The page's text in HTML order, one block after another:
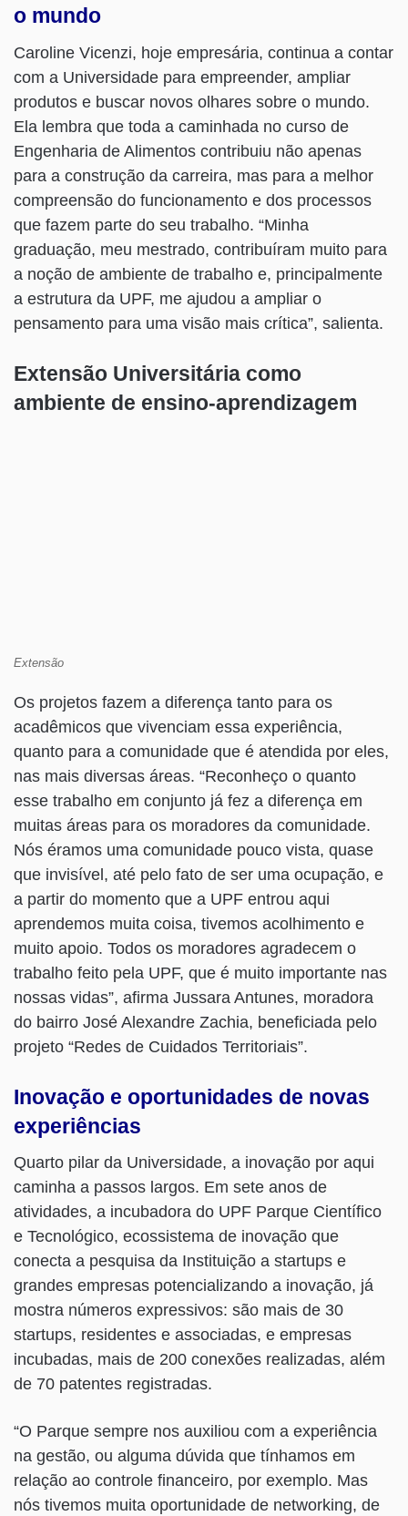
o mundo
Caroline Vicenzi, hoje empresária, continua a contar
com a Universidade para empreender, ampliar
produtos e buscar novos olhares sobre o mundo.
Ela lembra que toda a caminhada no curso de
Engenharia de Alimentos contribuiu não apenas
para a construção da carreira, mas para a melhor
compreensão do funcionamento e dos processos
que fazem parte do seu trabalho. “Minha
graduação, meu mestrado, contribuíram muito para
a noção de ambiente de trabalho e, principalmente
a estrutura da UPF, me ajudou a ampliar o
pensamento para uma visão mais crítica”, salienta.
Extensão Universitária como
ambiente de ensino-aprendizagem
Extensão
Os projetos fazem a diferença tanto para os
acadêmicos que vivenciam essa experiência,
quanto para a comunidade que é atendida por eles,
nas mais diversas áreas. “Reconheço o quanto
esse trabalho em conjunto já fez a diferença em
muitas áreas para os moradores da comunidade.
Nós éramos uma comunidade pouco vista, quase
que invisível, até pelo fato de ser uma ocupação, e
a partir do momento que a UPF entrou aqui
aprendemos muita coisa, tivemos acolhimento e
muito apoio. Todos os moradores agradecem o
trabalho feito pela UPF, que é muito importante nas
nossas vidas”, afirma Jussara Antunes, moradora
do bairro José Alexandre Zachia, beneficiada pelo
projeto “Redes de Cuidados Territoriais”.
Inovação e oportunidades de novas
experiências
Quarto pilar da Universidade, a inovação por aqui
caminha a passos largos. Em sete anos de
atividades, a incubadora do UPF Parque Científico
e Tecnológico, ecossistema de inovação que
conecta a pesquisa da Instituição a startups e
grandes empresas potencializando a inovação, já
mostra números expressivos: são mais de 30
startups, residentes e associadas, e empresas
incubadas, mais de 200 conexões realizadas, além
de 70 patentes registradas.
“O Parque sempre nos auxiliou com a experiência
na gestão, ou alguma dúvida que tínhamos em
relação ao controle financeiro, por exemplo. Mas
nós tivemos muita oportunidade de networking, de